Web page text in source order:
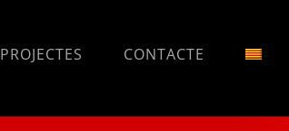
PROJECTES CONTACTE